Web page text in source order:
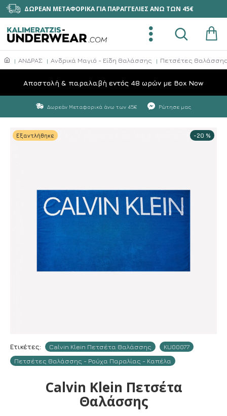
ΔΩΡΕΑΝ ΜΕΤΑΦΟΡΙΚΑ ΓΙΑ ΠΑΡΑΓΓΕΛΙΕΣ ΑΝΩ ΤΩΝ 45€
ΑΝΔΡΑΣ Ανδρικά Μαγιό - Είδη Θαλάσσης Πετσέτες
Aποστολή & παραλαβή εντός 48 ωρών με Box Now
Δωρεάν Μεταφορικά άνω των 45€ Ρώτησε μας
-20 %
Εξαντλήθηκε
Ετικέτες: Calvin Klein Πετσέτα Θαλάσσης
KU00077
Πετσέτες Θαλάσσης - Ρούχα Παραλίας - Καπέλα
Calvin Klein Πετσέτα
Θαλάσσης